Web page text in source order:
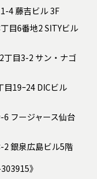
4 藤吉ビル 3F
目6番地2 SITYビル
丁目3-2 サン・ナゴ
19ｰ24 DICビル
フージャース仙台
2 銀泉広島ビル5階
》